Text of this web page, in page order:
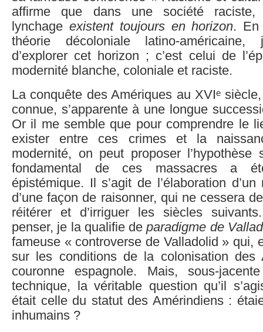
affirme que dans une société raciste,
lynchage existent toujours en horizon. En
théorie décoloniale latino-
d’explorer cet horizon ; c’est celui de
modernité blanche, coloniale et raciste.
La conquête des Amériques au XVIe
connue, s’apparente à une longue
Or il me semble que pour comprendre le
exister entre ces crimes et la
modernité, on peut proposer
fondamental de ces massacres a
épistémique. Il s’agit de l’élaboration
d’une façon de raisonner, qui ne cessera
réitérer et d’irriguer les siècles
penser, je la qualifie deparadigme de
fameuse « controverse de Valladolid » qui,
sur les conditions de la colonisation des
couronne espagnole. Mais, sous-
technique, la véritable question qu’il
était celle du statut des Amérindiens :
inhumains ?